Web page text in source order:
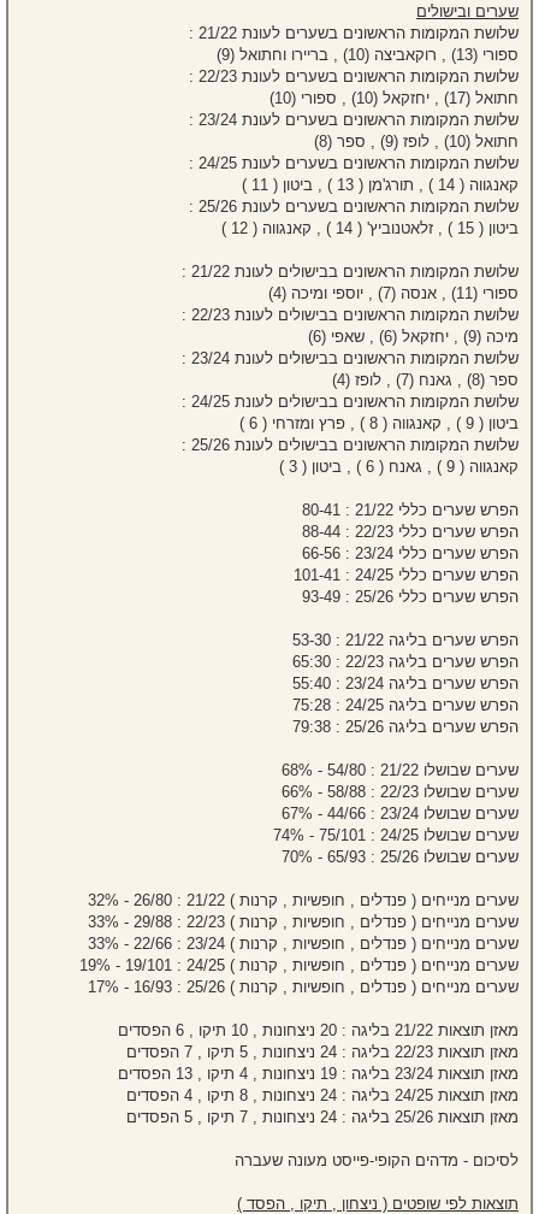
שערים ובישולים
שלושת המקומות הראשונים בשערים לעונת 21/22 :
ספורי (13) , רוקאביצה (10) , בריירו וחתואל (9)
שלושת המקומות הראשונים בשערים לעונת 22/23 :
חתואל (17) , יחזקאל (10) , ספורי (10)
שלושת המקומות הראשונים בשערים לעונת 23/24 :
חתואל (10) , לופז (9) , ספר (8)
שלושת המקומות הראשונים בשערים לעונת 24/25 :
קאנגווה ( 14 ) , תורג'מן ( 13 ) , ביטון ( 11 )
שלושת המקומות הראשונים בשערים לעונת 25/26 :
ביטון ( 15 ) , זלאטנוביץ' ( 14 ) , קאנגווה ( 12 )
שלושת המקומות הראשונים בבישולים לעונת 21/22 :
ספורי (11) , אנסה (7) , יוספי ומיכה (4)
שלושת המקומות הראשונים בבישולים לעונת 22/23 :
מיכה (9) , יחזקאל (6) , שאפי (6)
שלושת המקומות הראשונים בבישולים לעונת 23/24 :
ספר (8) , גאנח (7) , לופז (4)
שלושת המקומות הראשונים בבישולים לעונת 24/25 :
ביטון ( 9 ) , קאנגווה ( 8 ) , פרץ ומזרחי ( 6 )
שלושת המקומות הראשונים בבישולים לעונת 25/26 :
קאנגווה ( 9 ) , גאנח ( 6 ) , ביטון ( 3 )
הפרש שערים כללי 21/22 : 80-41
הפרש שערים כללי 22/23 : 88-44
הפרש שערים כללי 23/24 : 66-56
הפרש שערים כללי 24/25 : 101-41
הפרש שערים כללי 25/26 : 93-49
הפרש שערים בליגה 21/22 : 53-30
הפרש שערים בליגה 22/23 : 65:30
הפרש שערים בליגה 23/24 : 55:40
הפרש שערים בליגה 24/25 : 75:28
הפרש שערים בליגה 25/26 : 79:38
שערים שבושלו 21/22 : 54/80 - 68%
שערים שבושלו 22/23 : 58/88 - 66%
שערים שבושלו 23/24 : 44/66 - 67%
שערים שבושלו 24/25 : 75/101 - 74%
שערים שבושלו 25/26 : 65/93 - 70%
שערים מנייחים ( פנדלים , חופשיות , קרנות ) 21/22 : 26/80 - 32%
שערים מנייחים ( פנדלים , חופשיות , קרנות ) 22/23 : 29/88 - 33%
שערים מנייחים ( פנדלים , חופשיות , קרנות ) 23/24 : 22/66 - 33%
שערים מנייחים ( פנדלים , חופשיות , קרנות ) 24/25 : 19/101 - 19%
שערים מנייחים ( פנדלים , חופשיות , קרנות ) 25/26 : 16/93 - 17%
מאזן תוצאות 21/22 בליגה : 20 ניצחונות , 10 תיקו , 6 הפסדים
מאזן תוצאות 22/23 בליגה : 24 ניצחונות , 5 תיקו , 7 הפסדים
מאזן תוצאות 23/24 בליגה : 19 ניצחונות , 4 תיקו , 13 הפסדים
מאזן תוצאות 24/25 בליגה : 24 ניצחונות , 8 תיקו , 4 הפסדים
מאזן תוצאות 25/26 בליגה : 24 ניצחונות , 7 תיקו , 5 הפסדים
לסיכום - מדהים הקופי-פייסט מעונה שעברה
תוצאות לפי שופטים ( ניצחון , תיקו , הפסד )